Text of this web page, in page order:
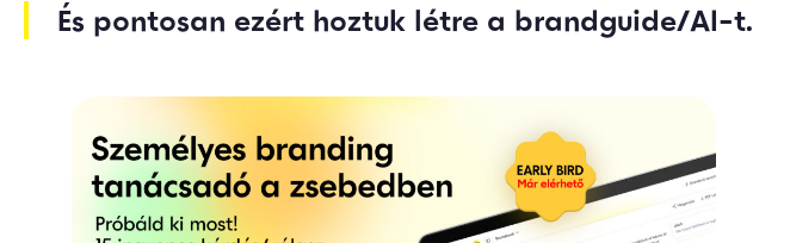
És pontosan ezért hoztuk létre a brandguide/AI-t.